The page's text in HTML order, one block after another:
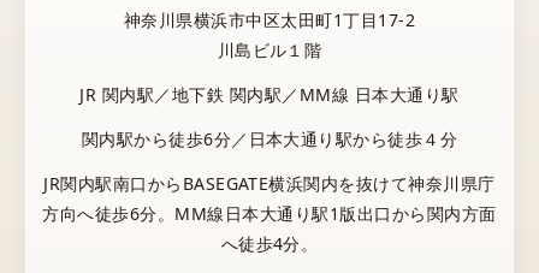
神奈川県横浜市中区太田町1丁目17-2
川島ビル１階
JR 関内駅／地下鉄 関内駅／MM線 日本大通り駅
関内駅から徒歩6分／日本大通り駅から徒歩４分
JR関内駅南口からBASEGATE横浜関内を抜けて神奈川県庁
方向へ徒歩6分。MM線日本大通り駅1版出口から関内方面
へ徒歩4分。